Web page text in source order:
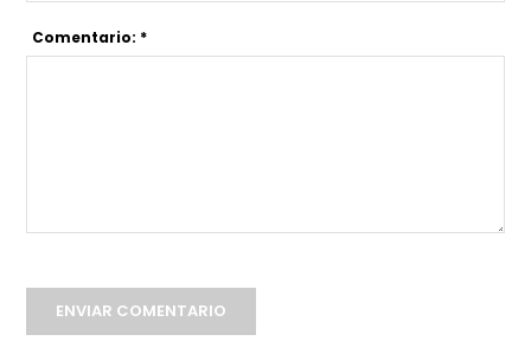
Comentario: *
ENVIAR COMENTARIO